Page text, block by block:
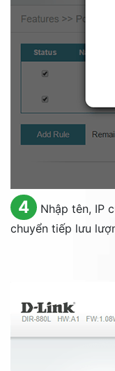
4
Nhập tên, IP
chuyển tiếp lưu